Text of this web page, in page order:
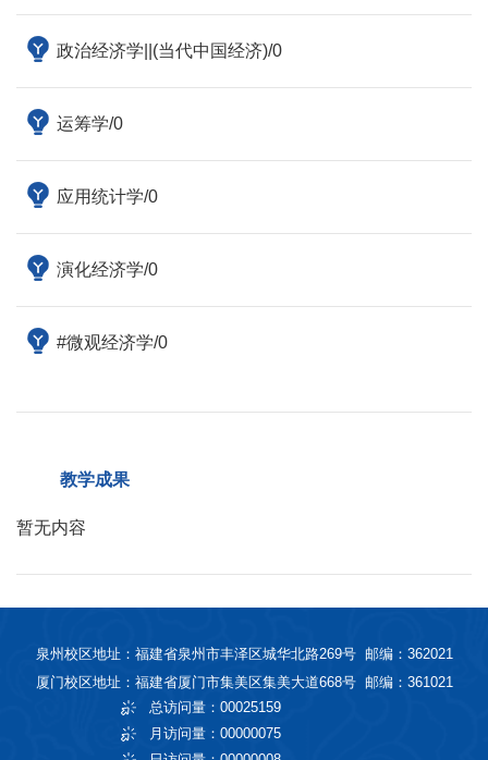
政治经济学||(当代中国经济)/0
运筹学/0
应用统计学/0
演化经济学/0
#微观经济学/0
教学成果
暂无内容
泉州校区地址：福建省泉州市丰泽区城华北路269号 邮编：362021
厦门校区地址：福建省厦门市集美区集美大道668号 邮编：361021
总访问量： 00025159
月访问量： 00000075